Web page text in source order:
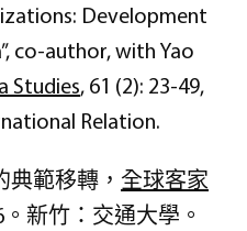
Development
co-author, with Yao
Studies, 61 (2): 23-49,
Relation.
範移轉， 全球客家
新竹：交通大學。